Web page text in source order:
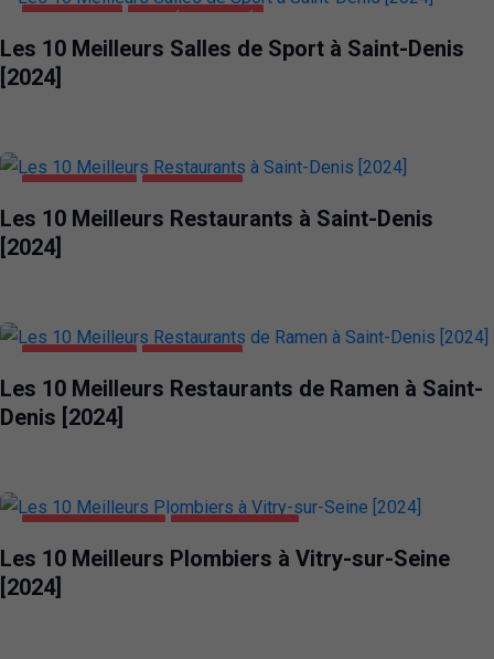
Les 10 Meilleurs Salles de Sport à Saint-Denis
[2024]
Les 10 Meilleurs Restaurants à Saint-Denis
[2024]
Les 10 Meilleurs Restaurants de Ramen à Saint-
Denis [2024]
Les 10 Meilleurs Plombiers à Vitry-sur-Seine
[2024]